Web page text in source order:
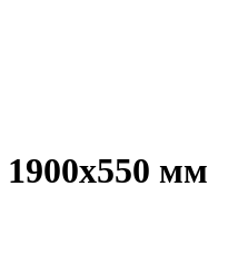
мм